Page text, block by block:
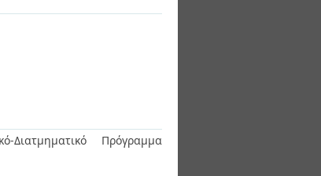
Διατμηματικό Πρόγραμμα